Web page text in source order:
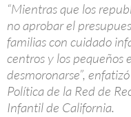
“Mientras que los
no aprobar el
familias con cuidado
centros y los pequeños
desmoronarse”,
Política de la Red de
Infantil de California.